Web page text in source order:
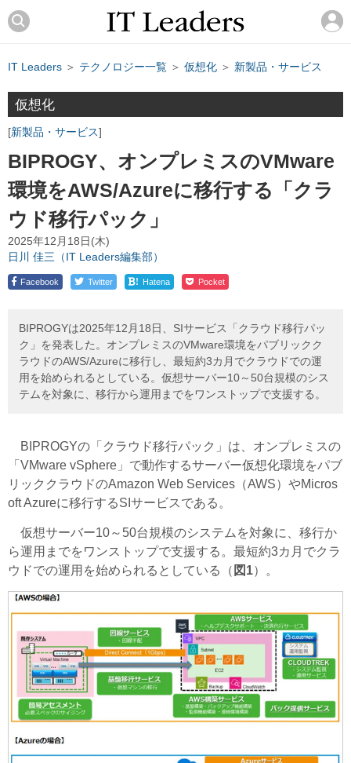
IT Leaders ＞ テクノロジー一覧 ＞ 仮想化 ＞ 新製品・サービス
仮想化
新製品・サービス
BIPROGY、オンプレミスのVMware
環境をAWS/Azureに移行する「クラ
ウド移行パック」
2025年12月18日(木)
日川 佳三（IT Leaders編集部）
Facebook Twitter ! Hatena Pocket
BIPROGYは2025年12月18日、SIサービス「クラウド移行パッ
ク」を発表した。オンプレミスのVMware環境をパブリックク
ラウドのAWS/Azureに移行し、最短約3カ月でクラウドでの運
用を始められるとしている。仮想サーバー10～50台規模のシス
テムを対象に、移行から運用までをワンストップで支援する。
BIPROGYの「クラウド移行パック」は、オンプレミスの
「VMware vSphere」で動作するサーバー仮想化環境をパブ
リッククラウドのAmazon Web Services（AWS）やMicros
oft Azureに移行するSIサービスである。
仮想サーバー10～50台規模のシステムを対象に、移行か
ら運用までをワンストップで支援する。最短約3カ月でクラ
ウドでの運用を始められるとしている（ 図1）。